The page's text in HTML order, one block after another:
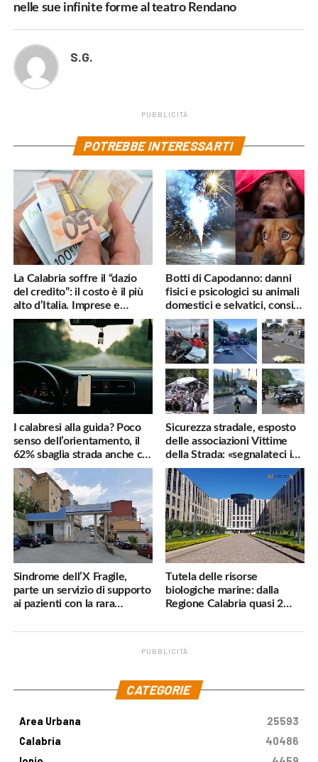
nelle sue infinite forme al teatro Rendano
S.G.
PUBBLICITÀ
POTREBBE INTERESSARTI
La Calabria soffre il “dazio
del credito”: il costo è il più
alto d’Italia. Imprese e
famiglie penalizzate
Botti di Capodanno: danni
fisici e psicologici su animali
domestici e selvatici, consigli
utili
I calabresi alla guida? Poco
senso dell’orientamento, il
62% sbaglia strada anche col
navigatore
Sicurezza stradale, esposto
delle associazioni Vittime
della Strada: «segnalateci i
pericoli, interverremo
subito»
Sindrome dell’X Fragile,
parte un servizio di supporto
ai pazienti con la rara
Tutela delle risorse
biologiche marine: dalla
Regione Calabria quasi 2
PUBBLICITÀ
CATEGORIE
Area Urbana
25593
Calabria
40486